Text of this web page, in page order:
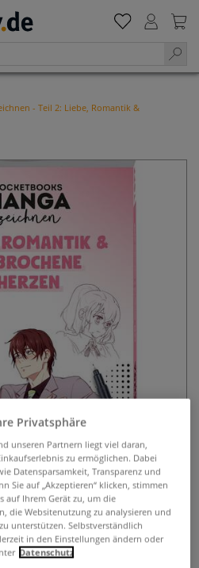
- Teil 2: Liebe, Romantik &
zeichnen -
&
Privatsphäre
unseren Partnern liegt viel daran,
zu ermöglichen. Dabei
Datensparsamkeit, Transparenz und
Sie auf „Akzeptieren“ klicken, stimmen
auf Ihrem Gerät zu, um die
die Websitenutzung zu analysieren und
unterstützen. Selbstverständlich
in den Einstellungen ändern oder
Datenschutz